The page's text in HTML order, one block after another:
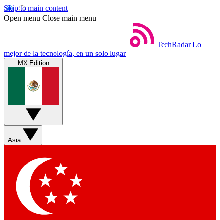
Skip to main content
Open menu Close main menu
TechRadar Lo
mejor de la tecnología, en un solo lugar
MX Edition
Asia